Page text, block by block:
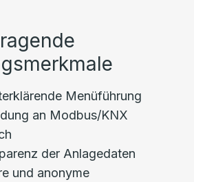
Menüführung
an Modbus/KNX
der Anlagedaten
und anonyme